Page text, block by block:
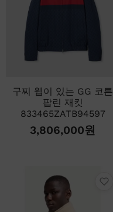
구찌 웹이 있는 GG 코튼
팝린 재킷
833465ZATB94597
3,806,000원